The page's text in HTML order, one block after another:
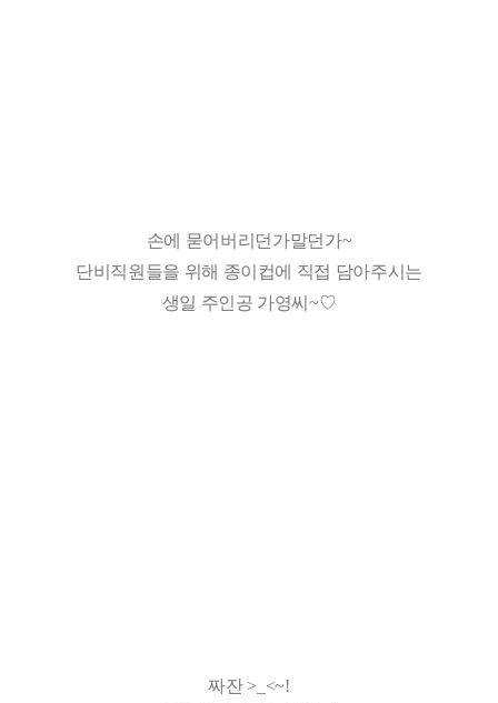
손에 묻어버리던가말던가~
단비직원들을 위해 종이컵에 직접 담아주시는
생일 주인공 가영씨~♡
짜잔 >_<~!